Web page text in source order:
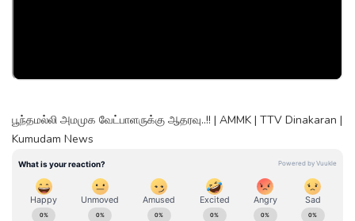
பூந்தமல்லி அமமுக வேட்பாளருக்கு ஆதரவு..!! | AMMK | TTV Dinakaran |
Kumudam News